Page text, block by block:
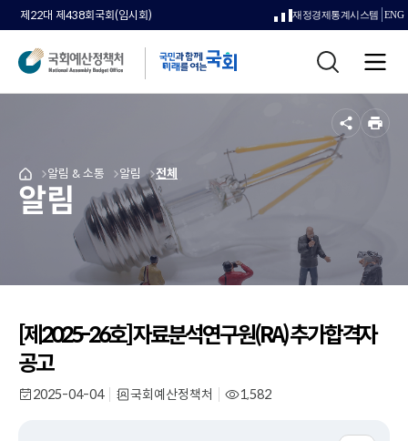
제22대 제438회국회(임시회)
새
으
열
림
재정경제통계시스템 ENG
검
색
전
체
메
뉴
국
회
예
처
인
페
이
지
로
메
뉴
로
알림 & 소통
메
뉴
로
이
동
알림
메
뉴
로
이
동
전체
알림
공
인
[제2025-26호] 자료분석연구원(RA) 추가합격자
공고
작
2025-04-04 부
국회예산정책처 조
1,582